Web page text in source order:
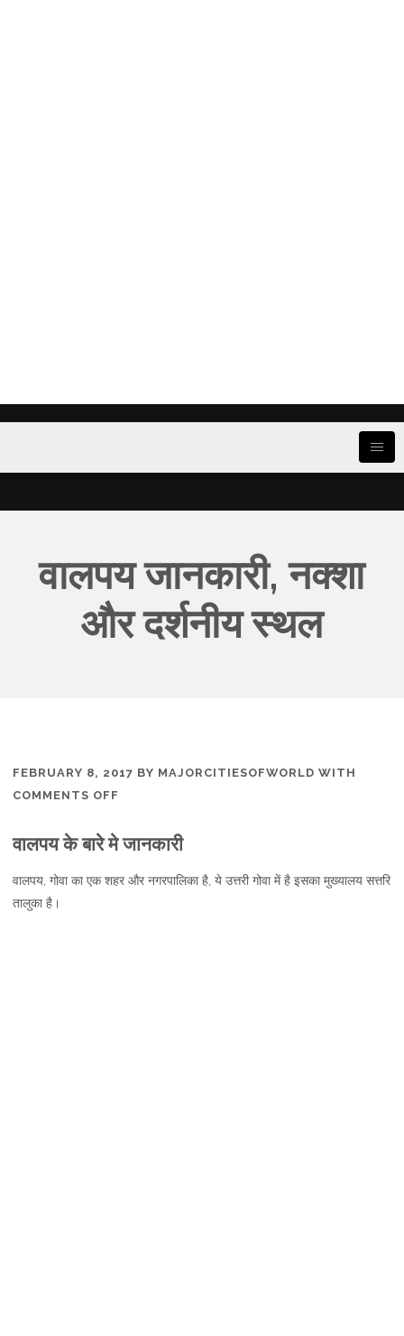
वालपय जानकारी, नक्शा
और दर्शनीय स्थल
FEBRUARY 8, 2017 BY MAJORCITIESOFWORLD WITH
COMMENTS OFF
जानकारी,
और
वालपय के बारे मे जानकारी
वालपय, गोवा का एक शहर और नगरपालिका है, ये उत्तरी गोवा में है इसका मुख्यालय सत्तरि
तालुका है।